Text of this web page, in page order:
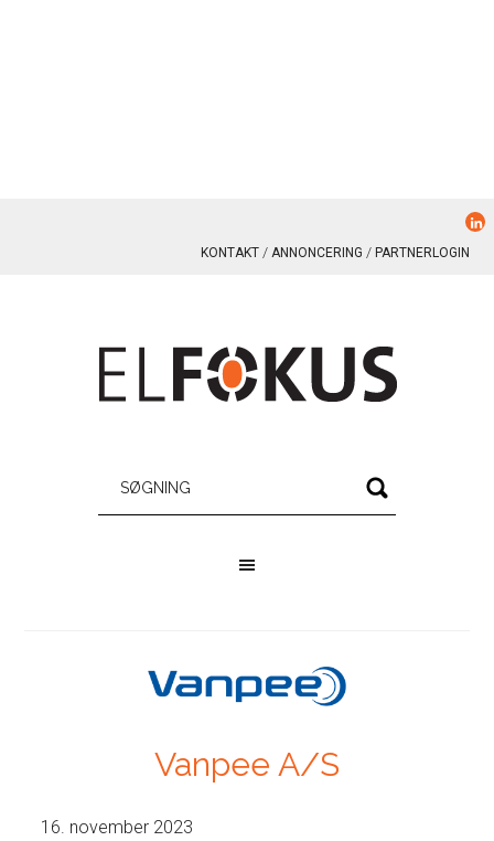
KONTAKT ANNONCERING PARTNERLOGIN
Vanpee A/S
16. november 2023